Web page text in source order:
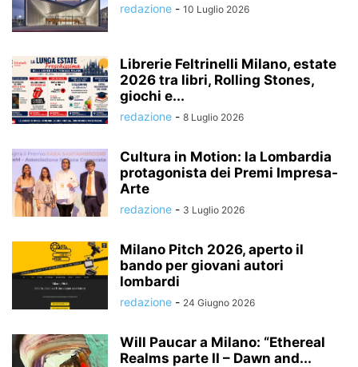
redazione - 10 Luglio 2026
Librerie Feltrinelli Milano, estate
2026 tra libri, Rolling Stones,
giochi e...
redazione - 8 Luglio 2026
Cultura in Motion: la Lombardia
protagonista dei Premi Impresa-
Arte
redazione - 3 Luglio 2026
Milano Pitch 2026, aperto il
bando per giovani autori
lombardi
redazione - 24 Giugno 2026
Will Paucar a Milano: “Ethereal
Realms parte II – Dawn and...